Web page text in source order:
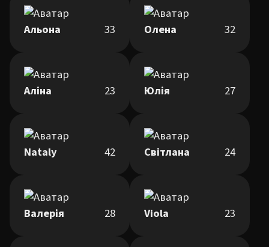
Альона 33 Олена 32
Аліна 23 Юлія 27
Nataly 42 Світлана 24
Валерія 28 Viola 23